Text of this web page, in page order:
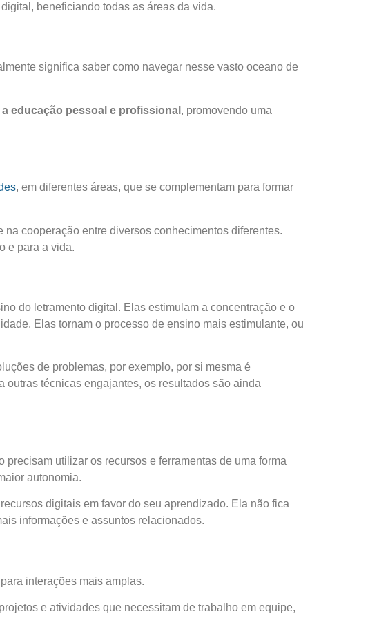
beneficiando todas as áreas da vida.
significa saber como navegar nesse vasto oceano de
educação pessoal e profissional , promovendo uma
, em diferentes áreas, que se complementam para formar
cooperação entre diversos conhecimentos diferentes.
e para a vida.
do letramento digital. Elas estimulam a concentração e o
Elas tornam o processo de ensino mais estimulante, ou
de problemas, por exemplo, por si mesma é
técnicas engajantes, os resultados são ainda
utilizar os recursos e ferramentas de uma forma
autonomia.
digitais em favor do seu aprendizado. Ela não fica
informações e assuntos relacionados.
interações mais amplas.
e atividades que necessitam de trabalho em equipe,